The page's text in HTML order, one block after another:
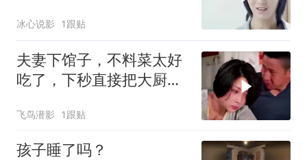
冰心说影 1跟贴
夫妻下馆子，不料菜太好
吃了，下秒直接把大厨请
飞鸟潜影 1跟贴
孩子睡了吗？